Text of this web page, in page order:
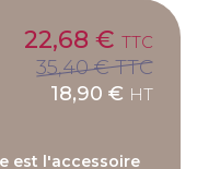
22,68 € TTC
35,40 €TTC
18,90 € HT
est l'accessoire